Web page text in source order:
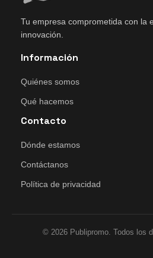
Tu empresa comprometida con la
innovación.
Información
Quiénes somos
Qué hacemos
Contacto
Dónde estamos
Contáctanos
Política de privacidad
© 2026 Publipromo. Todos los